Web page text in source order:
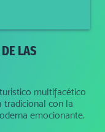
LAS
multifacético
tradicional con la
emocionante.